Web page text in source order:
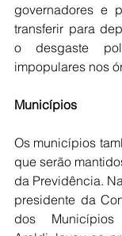
governadores e
transferir para
o desgaste
impopulares nos
Municípios
Os municípios
que serão
da Previdência.
presidente da
dos